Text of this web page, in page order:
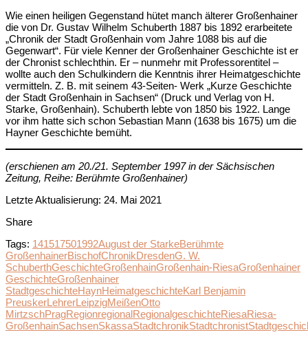
Wie einen heiligen Gegenstand hütet manch älterer Großenhainer
die von Dr. Gustav Wilhelm Schuberth 1887 bis 1892 erarbeitete
„Chronik der Stadt Großenhain vom Jahre 1088 bis auf die
Gegenwart“. Für viele Kenner der Großenhainer Geschichte ist er
der Chronist schlechthin. Er – nunmehr mit Professorentitel –
wollte auch den Schulkindern die Kenntnis ihrer Heimatgeschichte
vermitteln. Z. B. mit seinem 43-Seiten- Werk „Kurze Geschichte
der Stadt Großenhain in Sachsen“ (Druck und Verlag von H.
Starke, Großenhain). Schuberth lebte von 1850 bis 1922. Lange
vor ihm hatte sich schon Sebastian Mann (1638 bis 1675) um die
Hayner Geschichte bemüht.
(erschienen am 20./21. September 1997 in der Sächsischen
Zeitung, Reihe: Berühmte Großenhainer)
Letzte Aktualisierung: 24. Mai 2021
Share
Tags: 141517501992August der StarkeBerühmte
GroßenhainerBischofChronikDresdenG. W.
SchuberthGeschichteGroßenhainGroßenhain-RiesaGroßenhainer
GeschichteGroßenhainer
StadtgeschichteHaynHeimatgeschichteKarl Benjamin
PreuskerLehrerLeipzigMeißenOtto
MirtzschPragRegionregionalRegionalgeschichteRiesaRiesa-
GroßenhainSachsenSkassaStadtchronikStadtchronist